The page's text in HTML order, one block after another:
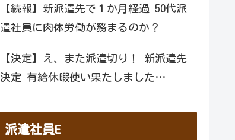
【続報】新派遣先で１か月経過 50代派
遣社員に肉体労働が務まるのか？
【決定】え、また派遣切り！ 新派遣先
決定 有給休暇使い果たしました…
派遣社員E